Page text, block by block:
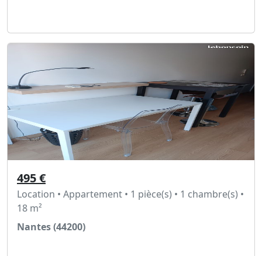
495 €
Location • Appartement • 1 pièce(s) • 1 chambre(s) •
18 m²
Nantes (44200)